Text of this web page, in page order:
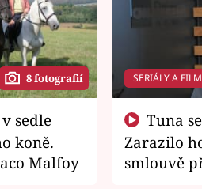
8 fotografií
koně.
Malfoy
SERIÁLY A
Zarazilo
smlouvě